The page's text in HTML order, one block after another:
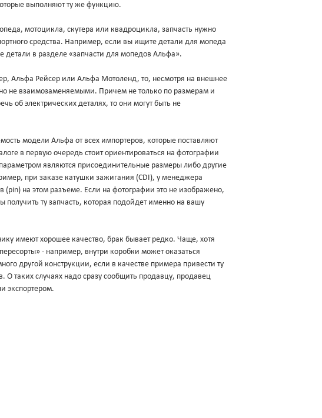
выполняют ту же функцию.
мотоцикла, скутера или квадроцикла, запчасть нужно
средства. Например, если вы ищите детали для мопеда
в разделе «запчасти для мопедов Альфа».
Альфа Рейсер или Альфа Мотоленд, то, несмотря на внешнее
не взаимозаменяемыми. Причем не только по размерам и
об электрических деталях, то они могут быть не
модели Альфа от всех импортеров, которые поставляют
в первую очередь стоит ориентироваться на фотографии
являются присоединительные размеры либо другие
при заказе катушки зажигания (CDI), у менеджера
(pin) на этом разъеме. Если на фотографии это не изображено,
ту запчасть, которая подойдет именно на вашу
имеют хорошее качество, брак бывает редко. Чаще, хотя
- например, внутри коробки может оказаться
другой конструкции, если в качестве примера привести ту
таких случаях надо сразу сообщить продавцу, продавец
экспортером.